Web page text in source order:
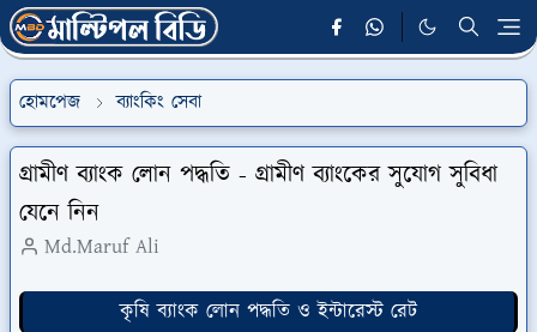
হোমপেজ ব্যাংকিং সেবা
গ্রামীণ ব্যাংক লোন পদ্ধতি - গ্রামীণ ব্যাংকের সুযোগ সুবিধা
যেনে নিন
Md.Maruf Ali
কৃষি ব্যাংক লোন পদ্ধতি ও ইন্টারেস্ট রেট